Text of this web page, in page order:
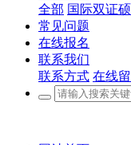
全部 国际双证
常见问题
在线报名
联系我们
联系方式 在线